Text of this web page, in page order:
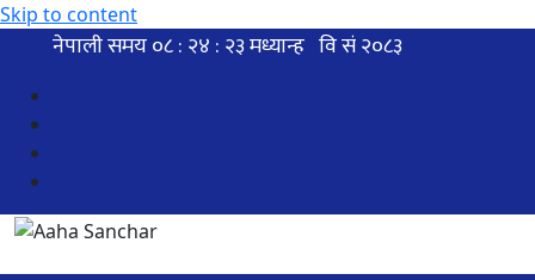
Skip to content